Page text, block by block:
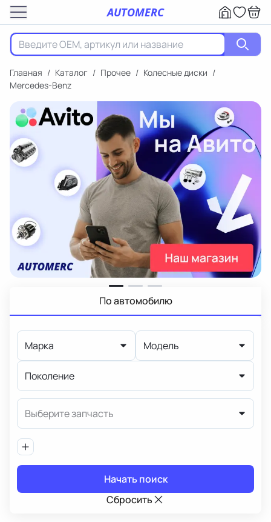
AUTOMERC
Главная / Каталог / Прочее / Колесные диски /
Mercedes-Benz
По автомобилю
Марка Модель
Поколение
Выберите запчасть
Начать поиск
Сбросить